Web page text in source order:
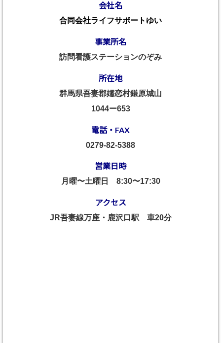
会社名
合同会社ライフサポートゆい
事業所名
訪問看護ステーションのぞみ
所在地
群馬県吾妻郡嬬恋村鎌原城山
1044ー653
電話・FAX
0279-82-5388
営業日時
月曜〜土曜日 8:30〜17:30
アクセス
JR吾妻線万座・鹿沢口駅 車20分